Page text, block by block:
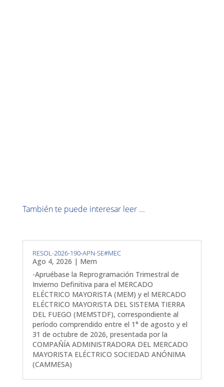
También te puede interesar leer ...
RESOL-2026-190-APN-SE#MEC
Ago 4, 2026 | Mem
-Apruébase la Reprogramación Trimestral de
Invierno Definitiva para el MERCADO
ELÉCTRICO MAYORISTA (MEM) y el MERCADO
ELÉCTRICO MAYORISTA DEL SISTEMA TIERRA
DEL FUEGO (MEMSTDF), correspondiente al
período comprendido entre el 1° de agosto y el
31 de octubre de 2026, presentada por la
COMPAÑÍA ADMINISTRADORA DEL MERCADO
MAYORISTA ELÉCTRICO SOCIEDAD ANÓNIMA
(CAMMESA)